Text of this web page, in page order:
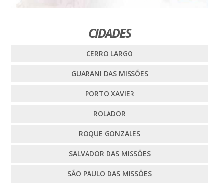
CIDADES
CERRO LARGO
GUARANI DAS MISSÕES
PORTO XAVIER
ROLADOR
ROQUE GONZALES
SALVADOR DAS MISSÕES
SÃO PAULO DAS MISSÕES